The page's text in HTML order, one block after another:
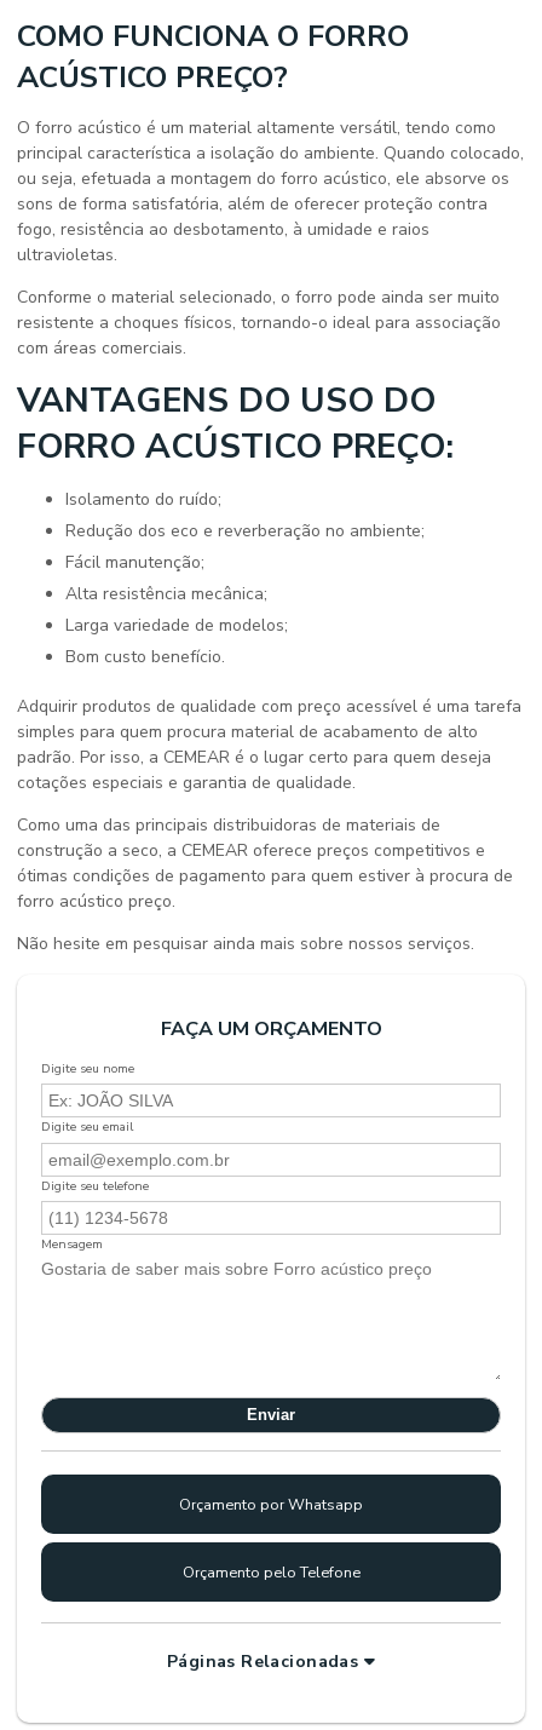
COMO FUNCIONA O FORRO
ACÚSTICO PREÇO?
O forro acústico é um material altamente versátil, tendo como
principal característica a isolação do ambiente. Quando colocado,
ou seja, efetuada a montagem do forro acústico, ele absorve os
sons de forma satisfatória, além de oferecer proteção contra
fogo, resistência ao desbotamento, à umidade e raios
ultravioletas.
Conforme o material selecionado, o forro pode ainda ser muito
resistente a choques físicos, tornando-o ideal para associação
com áreas comerciais.
VANTAGENS DO USO DO
FORRO ACÚSTICO PREÇO:
Isolamento do ruído;
Redução dos eco e reverberação no ambiente;
Fácil manutenção;
Alta resistência mecânica;
Larga variedade de modelos;
Bom custo benefício.
Adquirir produtos de qualidade com preço acessível é uma tarefa
simples para quem procura material de acabamento de alto
padrão. Por isso, a CEMEAR é o lugar certo para quem deseja
cotações especiais e garantia de qualidade.
Como uma das principais distribuidoras de materiais de
construção a seco, a CEMEAR oferece preços competitivos e
ótimas condições de pagamento para quem estiver à procura de
forro acústico preço.
Não hesite em pesquisar ainda mais sobre nossos serviços.
FAÇA UM ORÇAMENTO
Digite seu nome
Digite seu email
Digite seu telefone
Mensagem
Orçamento por Whatsapp
Orçamento pelo Telefone
Páginas Relacionadas